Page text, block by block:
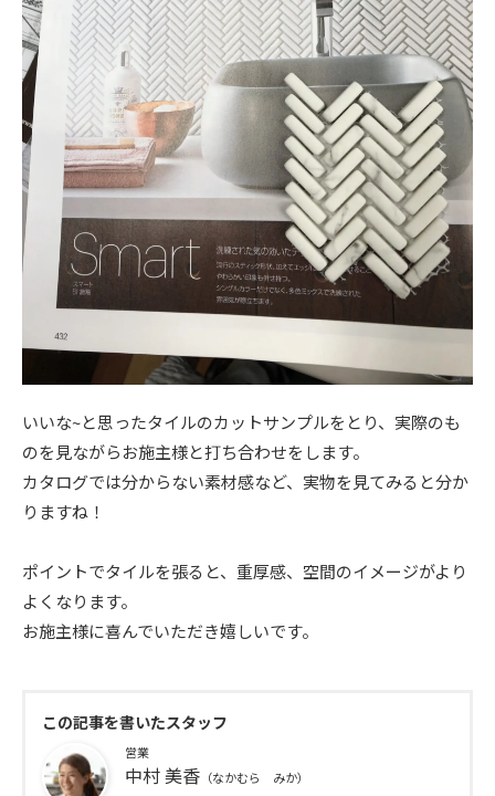
いいな~と思ったタイルのカットサンプルをとり、実際のも
のを見ながらお施主様と打ち合わせをします。
カタログでは分からない素材感など、実物を見てみると分か
りますね！
ポイントでタイルを張ると、重厚感、空間のイメージがより
よくなります。
お施主様に喜んでいただき嬉しいです。
この記事を書いたスタッフ
営業
中村 美香 （なかむら みか）